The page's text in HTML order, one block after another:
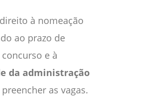
à nomeação
ao prazo de
e à
da administração
as vagas.